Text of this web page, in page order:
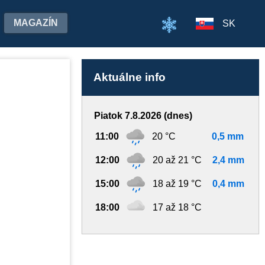
MAGAZÍN SK
Aktuálne info
Piatok 7.8.2026 (dnes)
11:00 20 °C 0,5 mm
12:00 20 až 21 °C 2,4 mm
15:00 18 až 19 °C 0,4 mm
18:00 17 až 18 °C